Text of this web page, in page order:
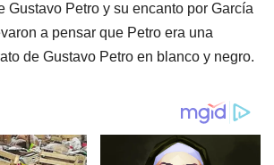
Petro y su encanto por García
a pensar que Petro era una
de Gustavo Petro en blanco y negro.